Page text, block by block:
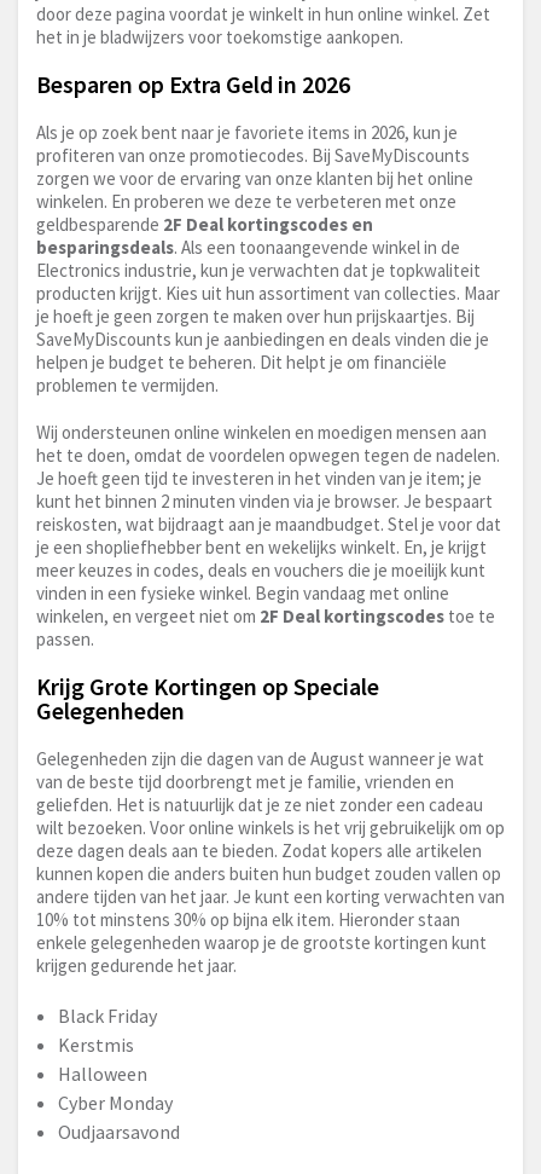
door deze pagina voordat je winkelt in hun online winkel. Zet
het in je bladwijzers voor toekomstige aankopen.
Besparen op Extra Geld in 2026
Als je op zoek bent naar je favoriete items in 2026, kun je
profiteren van onze promotiecodes. Bij SaveMyDiscounts
zorgen we voor de ervaring van onze klanten bij het online
winkelen. En proberen we deze te verbeteren met onze
geldbesparende 2F Deal kortingscodes en
besparingsdeals. Als een toonaangevende winkel in de
Electronics industrie, kun je verwachten dat je topkwaliteit
producten krijgt. Kies uit hun assortiment van collecties. Maar
je hoeft je geen zorgen te maken over hun prijskaartjes. Bij
SaveMyDiscounts kun je aanbiedingen en deals vinden die je
helpen je budget te beheren. Dit helpt je om financiële
problemen te vermijden.
Wij ondersteunen online winkelen en moedigen mensen aan
het te doen, omdat de voordelen opwegen tegen de nadelen.
Je hoeft geen tijd te investeren in het vinden van je item; je
kunt het binnen 2 minuten vinden via je browser. Je bespaart
reiskosten, wat bijdraagt aan je maandbudget. Stel je voor dat
je een shopliefhebber bent en wekelijks winkelt. En, je krijgt
meer keuzes in codes, deals en vouchers die je moeilijk kunt
vinden in een fysieke winkel. Begin vandaag met online
winkelen, en vergeet niet om 2F Deal kortingscodes toe te
passen.
Krijg Grote Kortingen op Speciale
Gelegenheden
Gelegenheden zijn die dagen van de August wanneer je wat
van de beste tijd doorbrengt met je familie, vrienden en
geliefden. Het is natuurlijk dat je ze niet zonder een cadeau
wilt bezoeken. Voor online winkels is het vrij gebruikelijk om op
deze dagen deals aan te bieden. Zodat kopers alle artikelen
kunnen kopen die anders buiten hun budget zouden vallen op
andere tijden van het jaar. Je kunt een korting verwachten van
10% tot minstens 30% op bijna elk item. Hieronder staan
enkele gelegenheden waarop je de grootste kortingen kunt
krijgen gedurende het jaar.
Black Friday
Kerstmis
Halloween
Cyber Monday
Oudjaarsavond